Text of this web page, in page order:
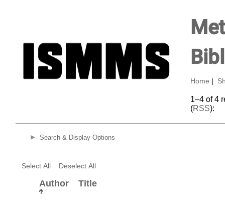
Home
1–4 of 4
(RSS):
Search & Display Options
Select All Deselect All
Author Title